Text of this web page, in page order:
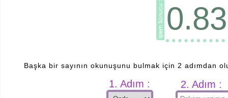
Başka bir sayının okunuşunu bulmak için 2 adımdan
1. Adım : 2. Adım :